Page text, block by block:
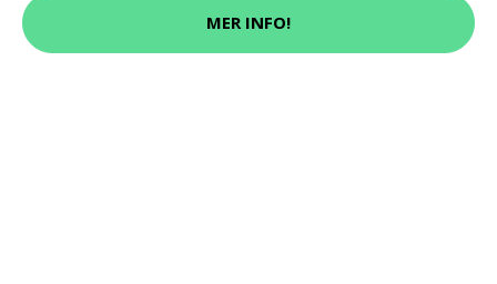
MER INFO!